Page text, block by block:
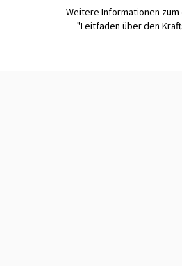
Weitere Informationen
"Leitfaden über den